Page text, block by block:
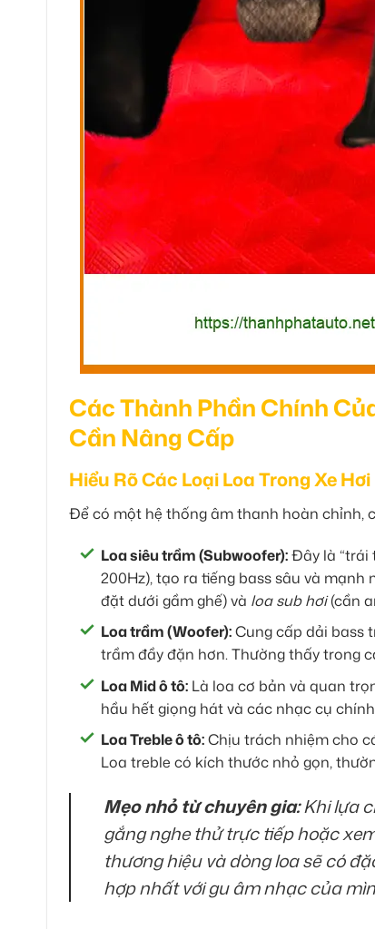
Các Thành Phần Chính
Cần Nâng Cấp
Hiểu Rõ Các Loại Loa Trong Xe Hơi
Để có một hệ thống âm thanh hoàn chỉnh,
Loa siêu trầm (Subwoofer):Đây là “trái
200Hz), tạo ra tiếng bass sâu và mạnh
đặt dưới gầm ghế) và loa sub hơi(cần
Loa trầm (Woofer):Cung cấp dải bass
trầm đầy đặn hơn. Thường thấy trong
Loa Mid ô tô: Là loa cơ bản và quan
hầu hết giọng hát và các nhạc cụ
Loa Treble ô tô:Chịu trách nhiệm cho
Loa treble có kích thước nhỏ gọn,
Mẹo nhỏ từ chuyên gia:Khi lựa
gắng nghe thử trực tiếp hoặc
thương hiệu và dòng loa sẽ có
hợp nhất với gu âm nhạc của